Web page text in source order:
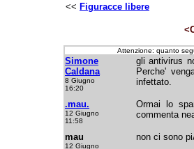
<< Figuracce libere
Attenzione: quanto
Simone
Caldana
8 Giugno
16:20
gli antivirus
Perche'
infettato.
.mau.
12 Giugno
11:58
Ormai lo
commenta
mau
12 Giugno
non ci sono